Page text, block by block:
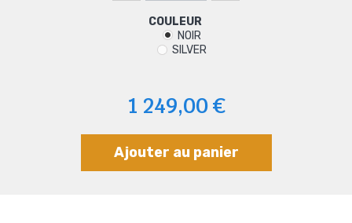
COULEUR
NOIR
SILVER
1 249,00 €
Ajouter au panier